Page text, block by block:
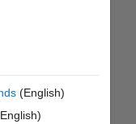
(English)